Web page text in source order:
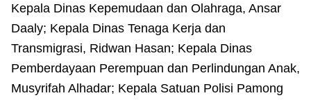
Kepala Dinas Kepemudaan dan Olahraga, Ansar
Daaly; Kepala Dinas Tenaga Kerja dan
Transmigrasi, Ridwan Hasan; Kepala Dinas
Pemberdayaan Perempuan dan Perlindungan Anak,
Musyrifah Alhadar; Kepala Satuan Polisi Pamong